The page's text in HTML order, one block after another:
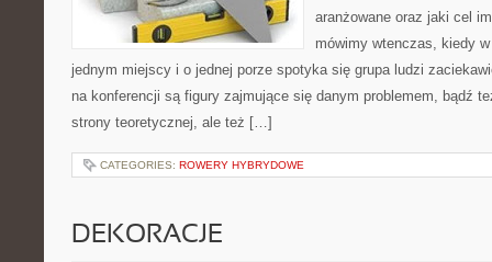
aranżowane oraz jaki cel
mówimy wtenczas, kiedy
jednym miejscy i o jednej porze spotyka się grupa ludzi
na konferencji są figury zajmujące się danym problemem, bądź
strony teoretycznej, ale też […]
CATEGORIES: ROWERY HYBRYDOWE
DEKORACJE